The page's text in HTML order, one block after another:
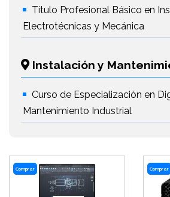
Título Profesional Básico en
Electrotécnicas y Mecánica
Instalación y
Curso de Especialización en
Mantenimiento Industrial
Comprar Comprar